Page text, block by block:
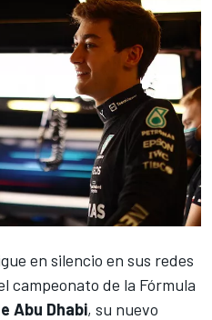
en silencio en sus redes
campeonato de la Fórmula
Abu Dhabi, su nuevo